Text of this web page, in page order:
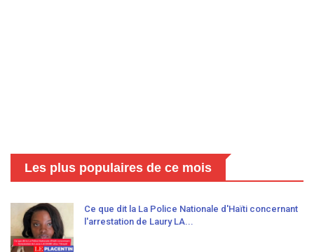
Les plus populaires de ce mois
Ce que dit la La Police Nationale d'Haïti concernant
l'arrestation de Laury LA...